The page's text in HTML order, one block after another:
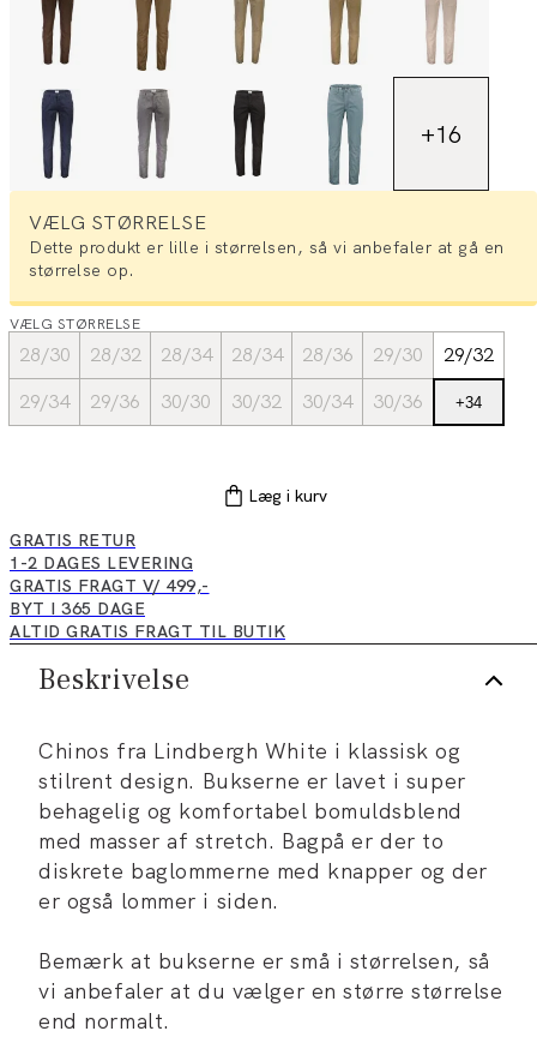
+16
VÆLG STØRRELSE
Dette produkt er lille i størrelsen, så vi anbefaler at gå en
størrelse op.
VÆLG STØRRELSE
28/30 28/32 28/34 28/34 28/36 29/30
29/32
29/34
29/36 30/30 30/32 30/34 30/36 +34
Læg i kurv
GRATIS RETUR
1-2 DAGES LEVERING
GRATIS FRAGT V/ 499,-
BYT I 365 DAGE
ALTID GRATIS FRAGT TIL BUTIK
Beskrivelse
Chinos fra Lindbergh White i klassisk og
stilrent design. Bukserne er lavet i super
behagelig og komfortabel bomuldsblend
med masser af stretch. Bagpå er der to
diskrete baglommerne med knapper og der
er også lommer i siden.
Bemærk at bukserne er små i størrelsen, så
vi anbefaler at du vælger en større størrelse
end normalt.